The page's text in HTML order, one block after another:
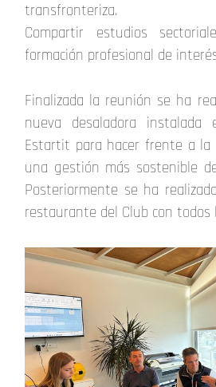
transfronteriza.
Compartir estudios
formación profesional de
Finalizada la reunión se ha
nueva desaladora
Estartit para hacer frente a la
una gestión más sostenible
Posteriormente se ha
restaurante del Club con